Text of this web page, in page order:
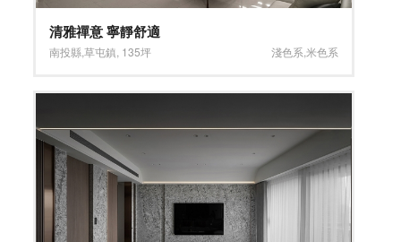
清雅禪意 寧靜舒適
南投縣,草屯鎮 135坪 淺色系 米色系